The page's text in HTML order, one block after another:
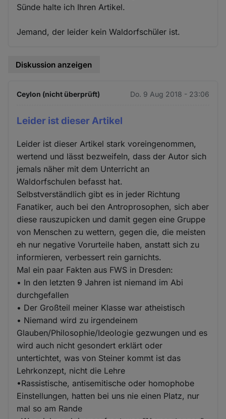
Sünde halte ich Ihren Artikel.
Jemand, der leider kein Waldorfschüler ist.
Diskussion anzeigen
Ceylon (nicht überprüft) Do. 9 Aug 2018 - 23:06
Leider ist dieser Artikel
Leider ist dieser Artikel stark voreingenommen,
wertend und lässt bezweifeln, dass der Autor sich
jemals näher mit dem Unterricht an
Waldorfschulen befasst hat.
Selbstverständlich gibt es in jeder Richtung
Fanatiker, auch bei den Antroprosophen, sich aber
diese rauszupicken und damit gegen eine Gruppe
von Menschen zu wettern, gegen die, die meisten
eh nur negative Vorurteile haben, anstatt sich zu
informieren, verbessert rein garnichts.
Mal ein paar Fakten aus FWS in Dresden:
• In den letzten 9 Jahren ist niemand im Abi
durchgefallen
• Der Großteil meiner Klasse war atheistisch
• Niemand wird zu irgendeinem
Glauben/Philosophie/Ideologie gezwungen und es
wird auch nicht gesondert erklärt oder
untertichtet, was von Steiner kommt ist das
Lehrkonzept, nicht die Lehre
•Rassistische, antisemitische oder homophobe
Einstellungen, hatten bei uns nie einen Platz, nur
mal so am Rande